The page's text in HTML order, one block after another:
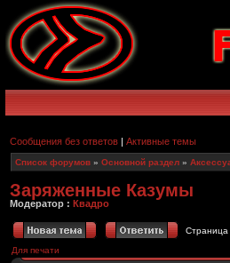
Сообщения без ответов | Активные темы
Список форумов » Основной раздел »
Заряженные Казумы
Модератор : Квадро
Страница
Для печати